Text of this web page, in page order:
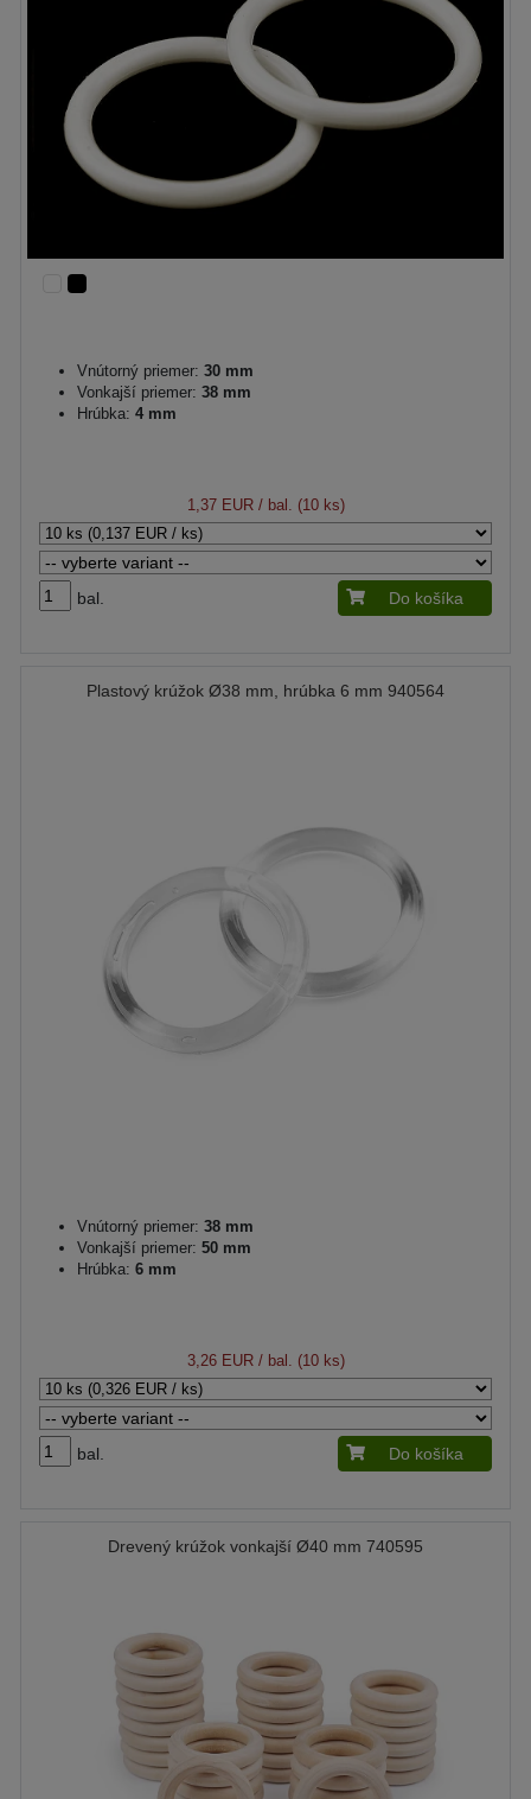
Vnútorný priemer: 30 mm
Vonkajší priemer: 38 mm
Hrúbka: 4 mm
1,37 EUR/ bal. (10 ks)
bal. Do košíka
Plastový krúžok Ø38 mm, hrúbka 6 mm 940564
Vnútorný priemer: 38 mm
Vonkajší priemer: 50 mm
Hrúbka: 6 mm
3,26 EUR/ bal. (10 ks)
bal. Do košíka
Drevený krúžok vonkajší Ø40 mm 740595